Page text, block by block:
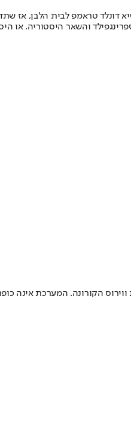
והשאר היסטוריה. או
הקורונה. המערכת